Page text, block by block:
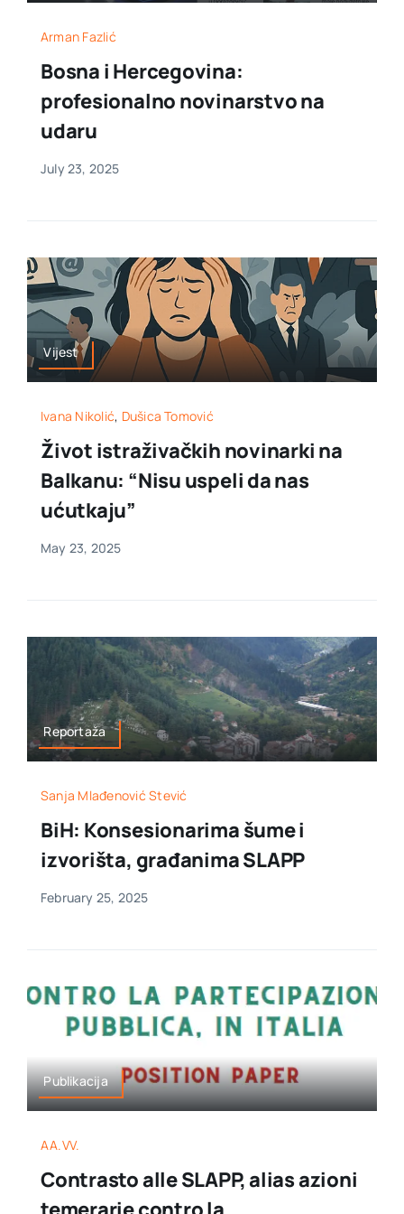
Arman Fazlić
Bosna i Hercegovina:
profesionalno novinarstvo na
udaru
July 23, 2025
Vijest
Ivana Nikolić, Dušica Tomović
Život istraživačkih novinarki na
Balkanu: “Nisu uspeli da nas
ućutkaju”
May 23, 2025
Reportaža
Sanja Mlađenović Stević
BiH: Konsesionarima šume i
izvorišta, građanima SLAPP
February 25, 2025
Publikacija
AA.VV.
Contrasto alle SLAPP, alias azioni